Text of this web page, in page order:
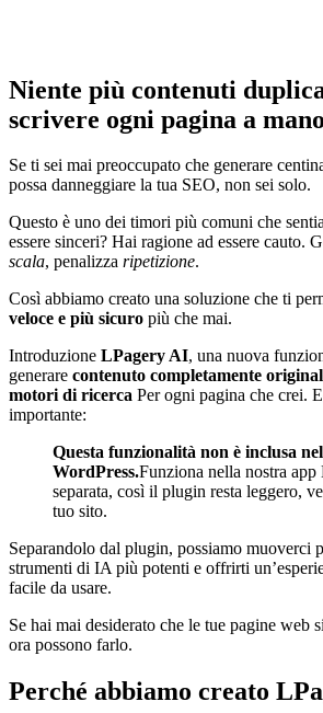
Niente più contenuti
scrivere ogni pagina a
Se ti sei mai preoccupato che generare
possa danneggiare la tua SEO, non sei solo.
Questo è uno dei timori più comuni che
essere sinceri? Hai ragione ad essere cauto.
scala, penalizza ripetizione.
Così abbiamo creato una soluzione che ti
veloce e più sicuro più che mai.
Introduzione LPagery AI, una nuova
generare contenuto completamente
motori di ricerca Per ogni pagina che crei.
importante:
Questa funzionalità non è inclusa
WordPress.Funziona nella nostra app
separata, così il plugin resta leggero,
tuo sito.
Separandolo dal plugin, possiamo muoverci
strumenti di IA più potenti e offrirti
facile da usare.
Se hai mai desiderato che le tue pagine web
ora possono farlo.
Perché abbiamo creato